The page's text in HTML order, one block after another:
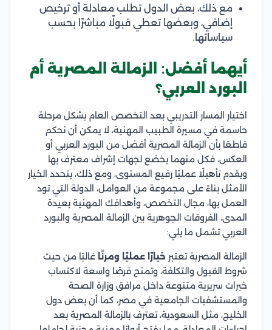
مع ذلك، بعض الدول تطلب معادلة أو ترخيص
إضافي، وبعضها تعطي قبولًا مباشرًا بحسب
سياساتها.
أيهما أفضل: الزمالة المصرية أم
البورد العربي؟
اختيار المسار التدريبي بعد التخصص العام يشكل مرحلة
حاسمة في مسيرة الطبيب المهنية، لا يمكن أن نحكم
قاطعًا بأن الزمالة المصرية أفضل من البورد العربي أو
العكس، فكل منهما يخضع لجهات إشراف معترف بها
ويقدم تأهيلًا عمليًا رفيع المستوى، ومع ذلك، يتحدد الخيار
الأمثل بناءً على مجموعة من العوامل، الدولة التي تود
العمل بها، مجال التخصص، وأهدافك المهنية بعيدة
المدى، الفروقات الجوهرية بين الزمالة المصرية والبورد
العربي تشمل ما يلي:
الزمالة المصرية تعتبر خيارًا عمليًا ومرنًا غالبًا من حيث
شروط القبول والتكلفة، وتمنح فرصًا واسعة لاكتساب
خبرات سريرية متنوعة داخل مرافق وزارة الصحة
والمستشفيات الجامعية في مصر، كما أن بعض دول
الخليج، مثل السعودية، تعترف بالزمالة المصرية بعد